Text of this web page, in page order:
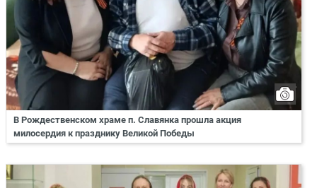
В Рождественском храме п. Славянка прошла акция
милосердия к празднику Великой Победы